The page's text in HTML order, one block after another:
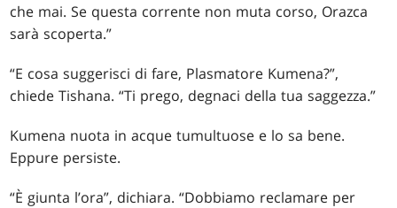
che mai. Se questa corrente non muta corso, Orazca
sarà scoperta.”
“E cosa suggerisci di fare, Plasmatore Kumena?”,
chiede Tishana. “Ti prego, degnaci della tua saggezza.”
Kumena nuota in acque tumultuose e lo sa bene.
Eppure persiste.
“È giunta l’ora”, dichiara. “Dobbiamo reclamare per